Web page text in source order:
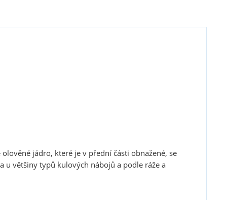
jádro, které je v přední části obnažené, se
u většiny typů kulových nábojů a podle ráže a